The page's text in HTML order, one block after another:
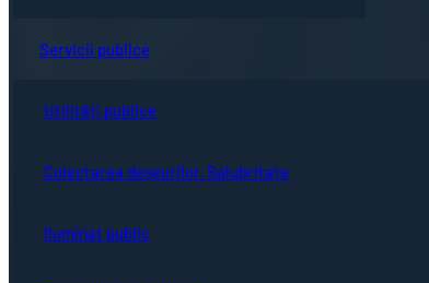
Servicii publice
Utilități publice
Colectarea deșeurilor. Salubritate
Iluminat public